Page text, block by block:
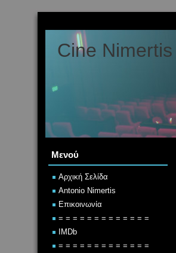
Cine Nimertis
Μενού
Αρχική Σελίδα
Antonio Nimertis
Επικοινωνία
= = = = = = = = = = = = =
IMDb
= = = = = = = = = = = = =